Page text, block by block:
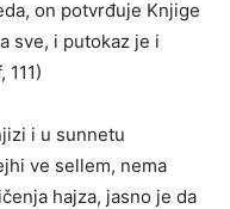
on potvrđuje Knjige
sve, i putokaz je i
i u sunnetu
ve sellem, nema
hajza, jasno je da